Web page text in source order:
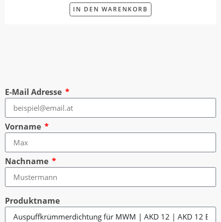
IN DEN WARENKORB
E-Mail Adresse
Vorname
Nachname
Produktname